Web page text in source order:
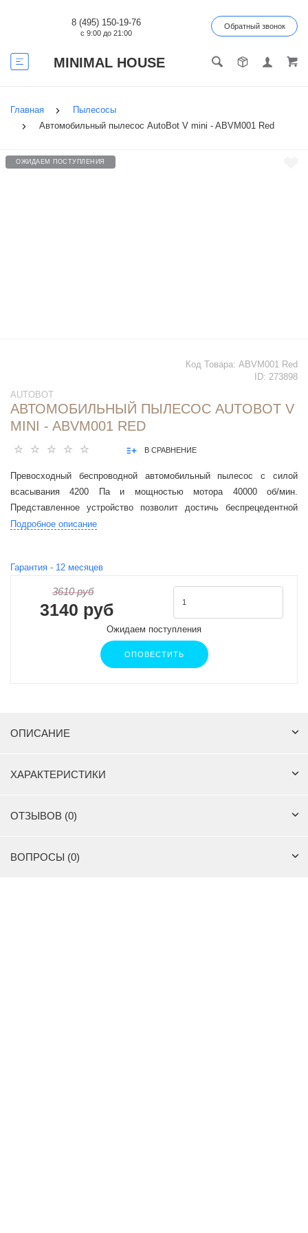
MINIMAL HOUSE
8 (495) 150-19-76
с 9:00 до 21:00
Обратный звонок
Главная
Пылесосы
Автомобильный пылесос AutoBot V mini - ABVM001 Red
ОЖИДАЕМ ПОСТУПЛЕНИЯ
Код Товара: ABVM001 Red
ID: 273898
AUTOBOT
АВТОМОБИЛЬНЫЙ ПЫЛЕСОС AUTOBOT V
MINI - ABVM001 RED
В СРАВНЕНИЕ
Превосходный беспроводной автомобильный пылесос с силой
всасывания 4200 Па и мощностью мотора 40000 об/мин.
Представленное устройство позволит достичь беспрецедентной
мощности всасывания. Станет незаменимым помощником для
Подробное описание
Гарантия - 12 месяцев
3610 руб
3140 руб
Ожидаем поступления
ОПОВЕСТИТЬ
ОПИСАНИЕ
ХАРАКТЕРИСТИКИ
ОТЗЫВОВ (0)
ВОПРОСЫ (0)